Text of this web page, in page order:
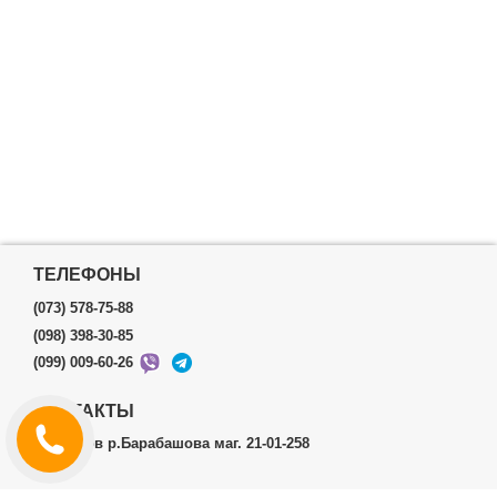
ТЕЛЕФОНЫ
(073) 578-75-88
(098) 398-30-85
(099) 009-60-26
КОНТАКТЫ
г.Харьков р.Барабашова маг. 21-01-258